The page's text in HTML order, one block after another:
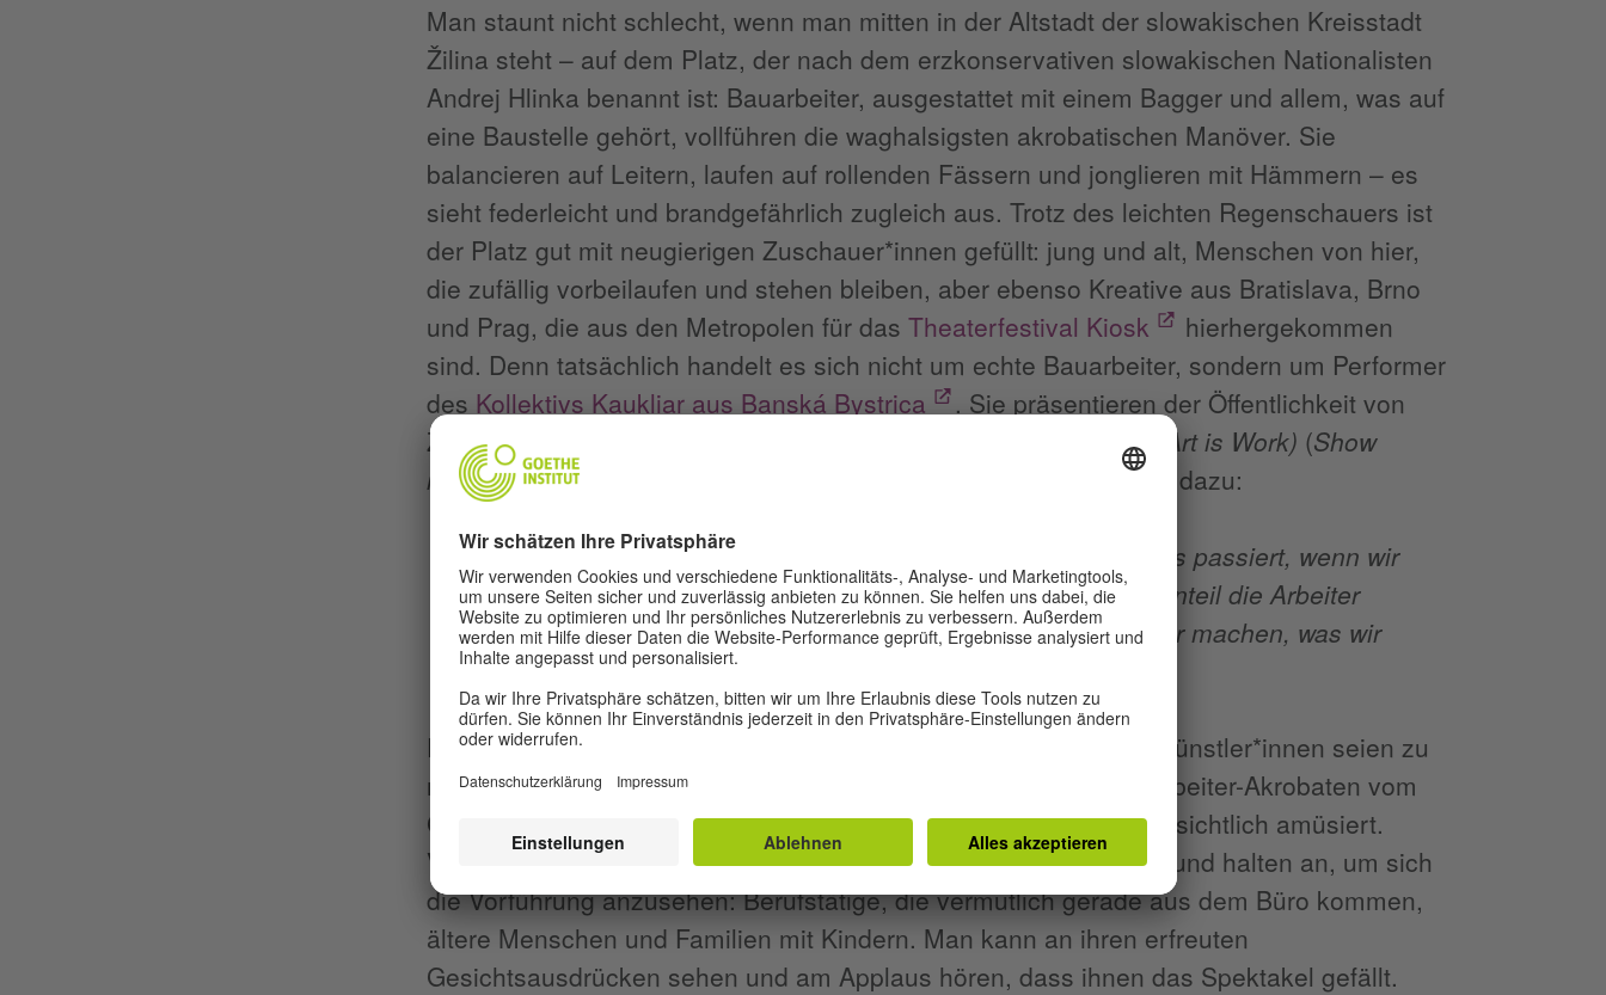
Man staunt nicht schlecht, wenn man mitten in der Altstadt der slowakischen Kreisstadt
Žilina steht – auf dem Platz, der nach dem erzkonservativen slowakischen Nationalisten
Andrej Hlinka benannt ist: Bauarbeiter, ausgestattet mit einem Bagger und allem, was auf
eine Baustelle gehört, vollführen die waghalsigsten akrobatischen Manöver. Sie
balancieren auf Leitern, laufen auf rollenden Fässern und jonglieren mit Hämmern – es
sieht federleicht und brandgefährlich zugleich aus. Trotz des leichten Regenschauers ist
der Platz gut mit neugierigen Zuschauer*innen gefüllt: jung und alt, Menschen von hier,
die zufällig vorbeilaufen und stehen bleiben, aber ebenso Kreative aus Bratislava, Brno
und Prag, die aus den Metropolen für das Theaterfestival Kiosk
hierhergekommen
sind. Denn tatsächlich handelt es sich nicht um echte Bauarbeiter, sondern um Performer
des Kollektivs Kaukliar aus Banská Bystrica
. Sie präsentieren der Öffentlichkeit von
Žilina das Stück
Show der Arbeiter – Künstler an die Schaufeln! (Art is Work) (Show
robošov – Umelci k lopatám! (Art is work)
). Im Programm heißt es dazu:
Der Bau einer Performance, die Performance eines Baus. Was passiert, wenn wir
Künstler an die Schaufeln schicken? Und was, wenn im Gegenteil die Arbeiter
anfangen, Kunst zu machen? Wir wissen, was wir machen, wir machen, was wir
wissen!
Die Botschaft lautet unzweideutig: „Kunst ist Arbeit.“ Wer meint, Künstler*innen seien zu
nichts zu gebrauchen und faul, kann sich von den Künstler-Bauarbeiter-Akrobaten vom
Gegenteil überzeugen lassen. Das Publikum zeigt sich jedenfalls sichtlich amüsiert.
Viele Menschen lassen sich nicht vom schlechten Wetter beirren und halten an, um sich
die Vorführung anzusehen: Berufstätige, die vermutlich gerade aus dem Büro kommen,
ältere Menschen und Familien mit Kindern. Man kann an ihren erfreuten
Gesichtsausdrücken sehen und am Applaus hören, dass ihnen das Spektakel gefällt.